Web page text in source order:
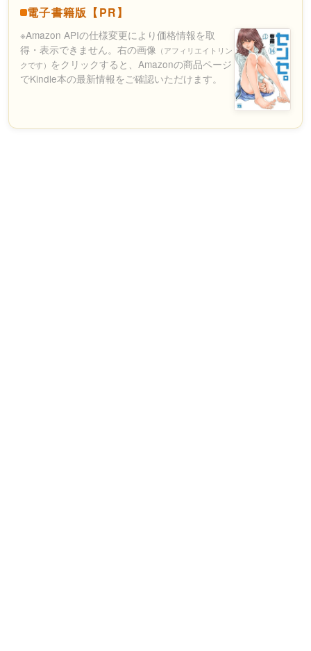
電子書籍版【PR】
※Amazon APIの仕様変更により価格情報を取
得・表示できません。右の画像 （アフィリエイトリン
クです） をクリックすると、Amazonの商品ページ
でKindle本の最新情報をご確認いただけます。